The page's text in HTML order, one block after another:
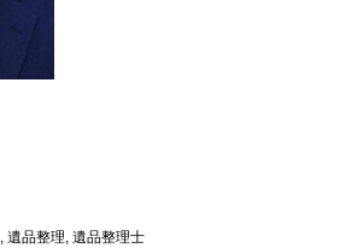
, 遺品整理, 遺品整理士